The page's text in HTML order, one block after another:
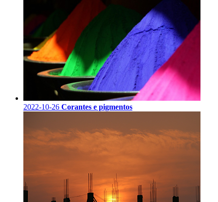
2022-10-26 Corantes e pigmentos